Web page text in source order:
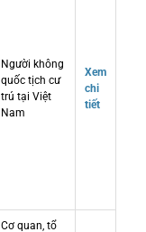
Người không
quốc tịch cư
trú tại Việt
Nam
Xem
chi
tiết
Cơ quan, tổ